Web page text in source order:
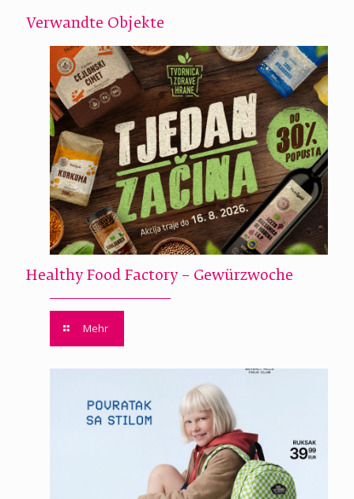
Verwandte Objekte
Healthy Food Factory – Gewürzwoche
Mehr